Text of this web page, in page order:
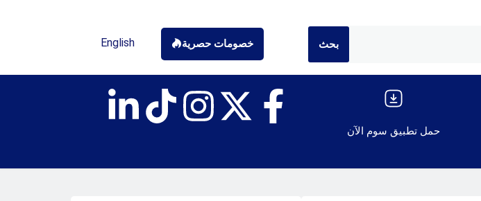
خصومات حصرية English
حمل تطبيق سوم الآن